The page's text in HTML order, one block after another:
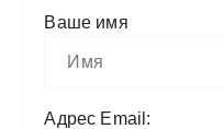
Ваше имя
Адрес Email: